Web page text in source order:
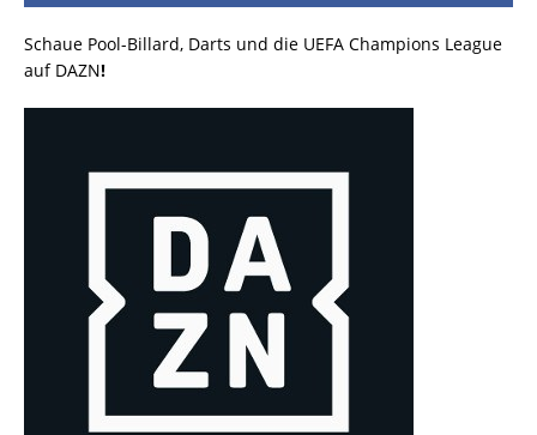
Schaue Pool-Billard, Darts und die UEFA Champions League
auf DAZN!